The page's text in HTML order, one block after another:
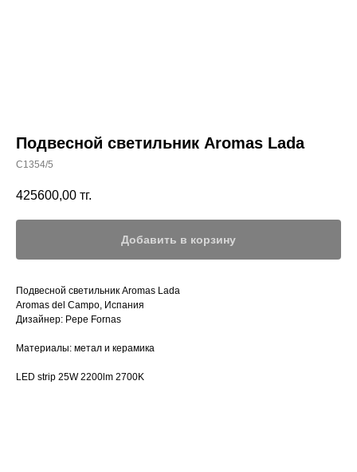
Подвесной светильник Aromas Lada
C1354/5
425600,00 тг.
Добавить в корзину
Подвесной светильник Aromas Lada
Aromas del Campo, Испания
Дизайнер: Pepe Fornas
Материалы: метал и керамика
LED strip 25W 2200lm 2700K